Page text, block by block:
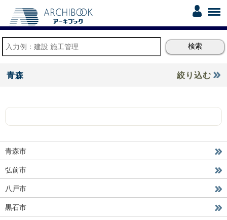
青森 絞り込む
青森市
弘前市
八戸市
黒石市